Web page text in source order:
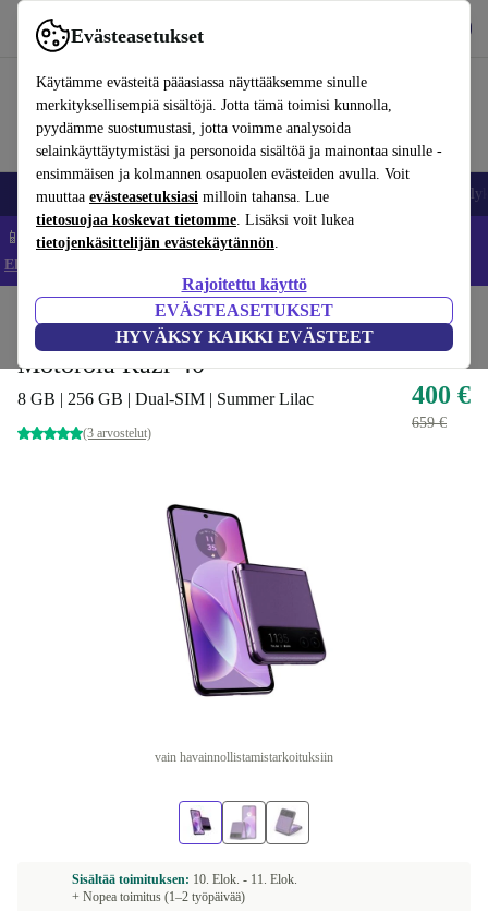
Evästeasetukset
Käytämme evästeitä pääasiassa näyttääksemme sinulle
merkityksellisempiä sisältöjä. Jotta tämä toimisi kunnolla,
pyydämme suostumustasi, jotta voimme analysoida
selainkäyttäytymistäsi ja personoida sisältöä ja mainontaa sinulle -
ensimmäisen ja kolmannen osapuolen evästeiden avulla. Voit
muuttaa evästeasetuksiasi milloin tahansa. Lue
tietosuojaa koskevat tietomme. Lisäksi voit lukea
tietojenkäsittelijän evästekäytännön.
Rajoitettu käyttö
EVÄSTEASETUKSET
HYVÄKSY KAIKKI EVÄSTEET
Käytä refurbed-palvelua nopeasti ja helposti
Matkapuhelimet ja älypuhelimet Kannettavat tietokoneet
📱 Säästä 5 % LISÄÄ iPhoneista – Koodi: IPHONEDEAL –
Ehdot ja säännöt
Matkapuhelimet ja älypuhelimet Motorola-puhelimet
Motorola Razr 40
8 GB | 256 GB | Dual-SIM | Summer Lilac
(3 arvostelut)
400 €
659 €
vain havainnollistamistarkoituksiin
Sisältää toimituksen: 10. Elok. - 11. Elok.
+ Nopea toimitus (1–2 työpäivää)